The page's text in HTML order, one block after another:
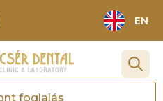
EN
foglalás